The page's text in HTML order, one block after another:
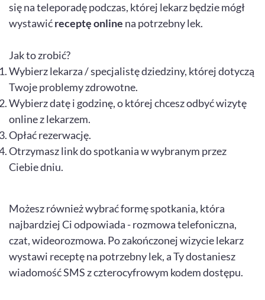
się na teleporadę podczas, której lekarz będzie mógł
wystawićreceptę online na potrzebny lek.
Jak to zrobić?
Wybierz lekarza / specjalistę dziedziny, której dotyczą
Twoje problemy zdrowotne.
Wybierz datę i godzinę, o której chcesz odbyć wizytę
online z lekarzem.
Opłać rezerwację.
Otrzymasz link do spotkania w wybranym przez
Ciebie dniu.
Możesz również wybrać formę spotkania, która
najbardziej Ci odpowiada - rozmowa telefoniczna,
czat, wideorozmowa. Po zakończonej wizycie lekarz
wystawi receptę na potrzebny lek, a Ty dostaniesz
wiadomość SMS z czterocyfrowym kodem dostępu.